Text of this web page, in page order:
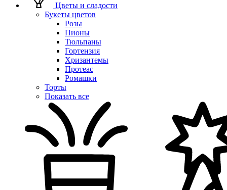
Цветы и сладости
Букеты цветов
Розы
Пионы
Тюльпаны
Гортензия
Хризантемы
Протеас
Ромашки
Торты
Показать все